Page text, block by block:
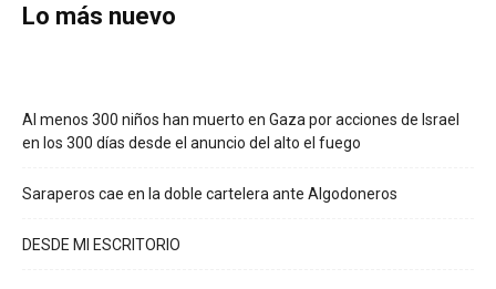
Lo más nuevo
Al menos 300 niños han muerto en Gaza por acciones de Israel
en los 300 días desde el anuncio del alto el fuego
Saraperos cae en la doble cartelera ante Algodoneros
DESDE MI ESCRITORIO